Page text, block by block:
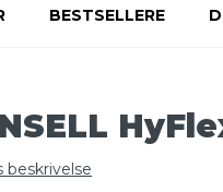
BESTSELLERE
beskrivelse